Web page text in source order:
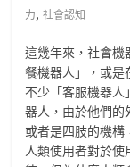
力,社會認知
這幾年來，社會機
餐機器人」，或是
不少「客服機器人
器人，由於他們的
或者是四肢的機構
人類使用者對於使